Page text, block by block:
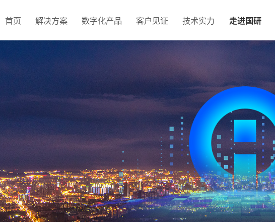
首页 解决方案 数字化产品 客户见证 技术实力 走进国研